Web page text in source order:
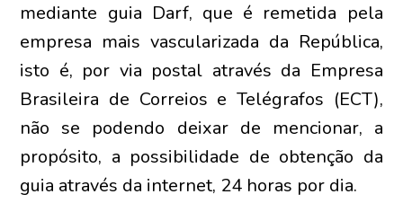
mediante guia Darf, que é remetida pela
empresa mais vascularizada da República,
isto é, por via postal através da Empresa
Brasileira de Correios e Telégrafos (ECT),
não se podendo deixar de mencionar, a
propósito, a possibilidade de obtenção da
guia através da internet, 24 horas por dia.